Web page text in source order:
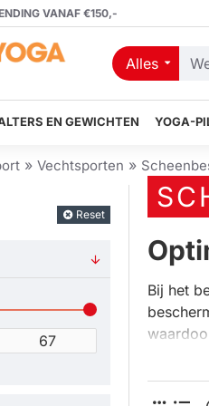
VANAF €150,-
Alles
Welk
zoekt
EN GEWICHTEN YOGA-
Vechtsporten
Reset
Bij het